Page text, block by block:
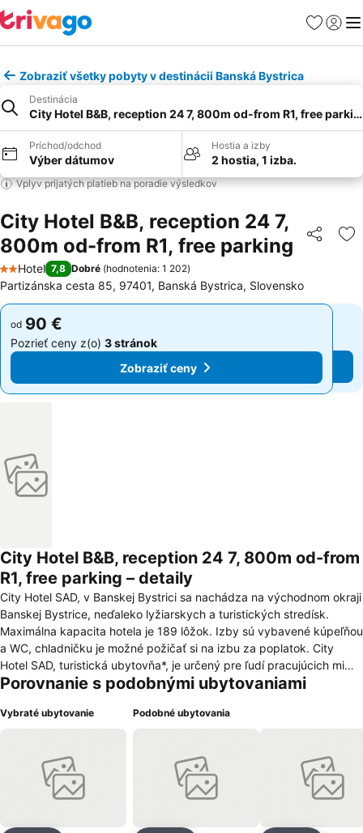
Obľúbené
Zobraziť všetky pobyty v destinácii Banská Bystrica
Destinácia
City Hotel B&B, reception 24 7, 800m od-from R1, free
Príchod/odchod
Výber dátumov
Hostia a izby
2 hostia, 1 izba.
Vplyv prijatých platieb na poradie výsledkov
City Hotel B&B, reception 24 7,
800m od-from R1, free parking
Zdieľať
2 Počet hviezdičiek
Hotel 7,8 Dobré (hodnotenia: 1 202)
Partizánska cesta 85, 97401, Banská Bystrica, Slovensko
od 90 €
Pozrieť ceny z(o) 3 stránok
Zobraziť ceny
od 90 €
Pozrieť ceny z(o) 3 stránok
Zobraziť ceny
City Hotel B&B, reception 24 7, 800m od-from
R1, free parking – detaily
City Hotel SAD, v Banskej Bystrici sa nachádza na východnom okraji
Banskej Bystrice, neďaleko lyžiarskych a turistických stredísk.
Maximálna kapacita hotela je 189 lôžok. Izby sú vybavené kúpeľňou
a WC, chladničku je možné požičať si na izbu za poplatok. City
Hotel SAD, turistická ubytovňa*, je určený pre ľudí pracujúcich mimo
domova, turistov, cestovateľov, obchodných cestujúcich, na krátke
spoločenskej miestnosti. Parkovisko sa nachádza priamo pred
Porovnanie s podobnými ubytovaniami
Vybraté ubytovanie Podobné ubytovania